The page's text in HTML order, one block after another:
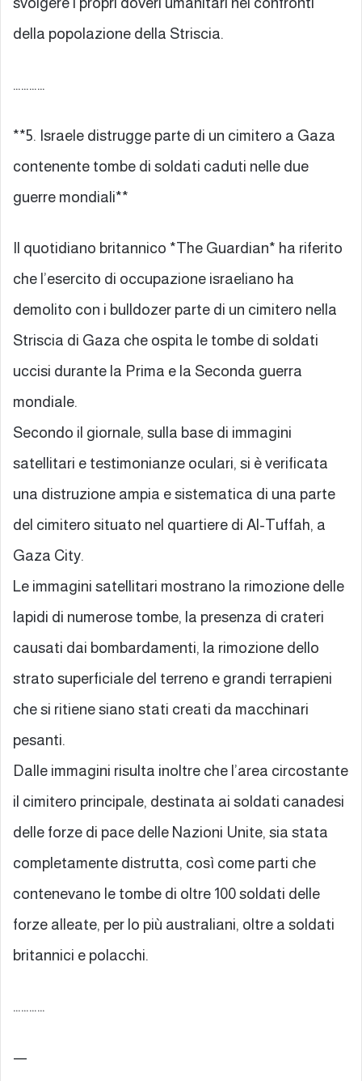
della popolazione della Striscia.
…………
**5. Israele distrugge parte di un cimitero a Gaza
contenente tombe di soldati caduti nelle due
guerre mondiali**
Il quotidiano britannico *The Guardian* ha riferito
che l’esercito di occupazione israeliano ha
demolito con i bulldozer parte di un cimitero nella
Striscia di Gaza che ospita le tombe di soldati
uccisi durante la Prima e la Seconda guerra
mondiale.
Secondo il giornale, sulla base di immagini
satellitari e testimonianze oculari, si è verificata
una distruzione ampia e sistematica di una parte
del cimitero situato nel quartiere di Al-Tuffah, a
Gaza City.
Le immagini satellitari mostrano la rimozione delle
lapidi di numerose tombe, la presenza di crateri
causati dai bombardamenti, la rimozione dello
strato superficiale del terreno e grandi terrapieni
che si ritiene siano stati creati da macchinari
pesanti.
Dalle immagini risulta inoltre che l’area circostante
il cimitero principale, destinata ai soldati canadesi
delle forze di pace delle Nazioni Unite, sia stata
completamente distrutta, così come parti che
contenevano le tombe di oltre 100 soldati delle
forze alleate, per lo più australiani, oltre a soldati
britannici e polacchi.
…………
—